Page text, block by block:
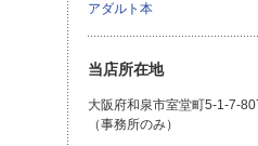
アダルト本
当店所在地
大阪府和泉市室堂町5-1-7-
（事務所のみ）